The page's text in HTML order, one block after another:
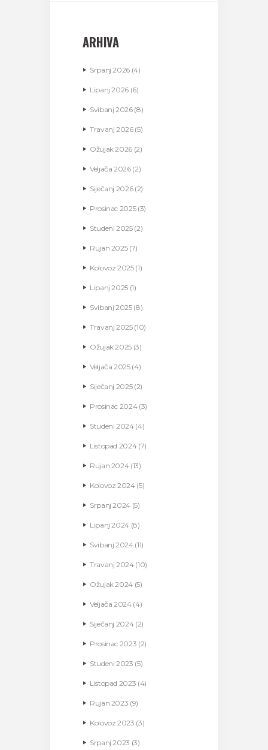
ARHIVA
Srpanj2026 (4)
Lipanj2026 (6)
Svibanj2026(8)
Travanj2026(5)
Ožujak2026 (2)
Veljača2026(2)
Siječanj 2026(2)
Prosinac 2025(3)
Studeni2025(2)
Rujan 2025(7)
Kolovoz2025(1)
Lipanj2025 (1)
Svibanj2025(8)
Travanj2025(10)
Ožujak2025 (3)
Veljača2025(4)
Siječanj 2025(2)
Prosinac 2024(3)
Studeni2024(4)
Listopad 2024(7)
Rujan 2024(13)
Kolovoz2024(5)
Srpanj2024 (5)
Lipanj2024 (8)
Svibanj2024(11)
Travanj2024(10)
Ožujak2024 (5)
Veljača2024(4)
Siječanj 2024(2)
Prosinac 2023 (2)
Studeni2023 (5)
Listopad 2023 (4)
Rujan 2023 (9)
Kolovoz2023 (3)
Srpanj2023 (3)